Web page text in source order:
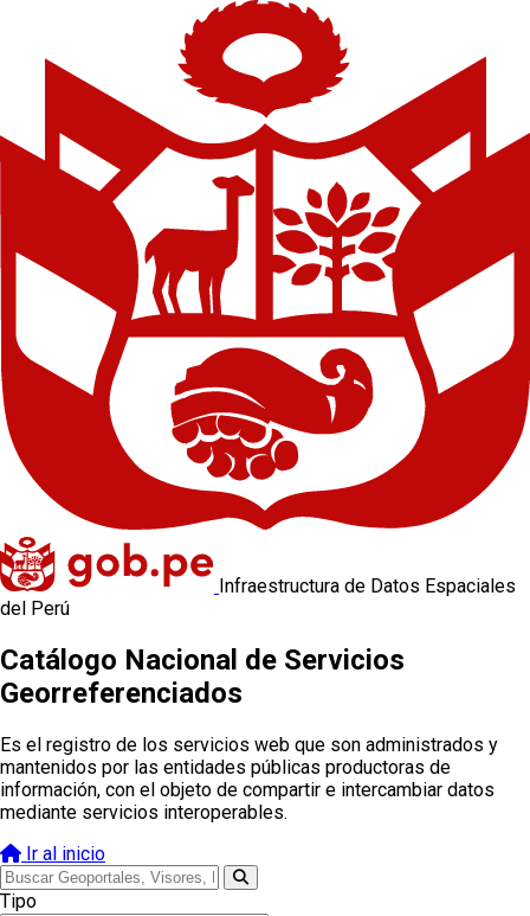
Infraestructura de Datos Espaciales
del Perú
Catálogo Nacional de Servicios
Georreferenciados
Es el registro de los servicios web que son administrados y
mantenidos por las entidades públicas productoras de
información, con el objeto de compartir e intercambiar datos
mediante servicios interoperables.
Ir al inicio
Tipo